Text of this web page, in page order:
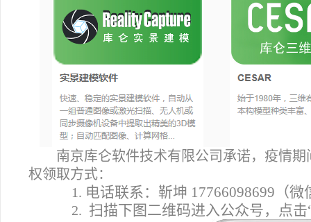
南京库仑软件技术有限公司承诺，疫情
权领取方式：
1. 电话联系：靳坤 17766098699（
2. 扫描下图二维码进入公众号，点击